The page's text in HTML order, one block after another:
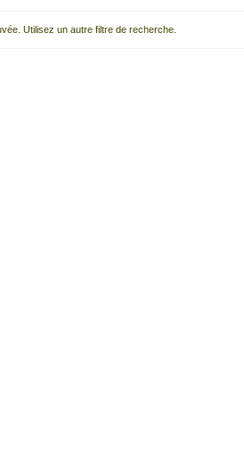
Utilisez un autre filtre de recherche.